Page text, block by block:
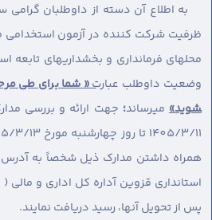
به اطلاع آن دسته از داوطلبان گرامی
ظرفیت شرکت کننده در آزمون
محل­های فرمانداری و بخشداریهای
وضعیت داوطلب عبارت« شما برای طی
شوید»می­رساند؛ جهت ارائه و بررسی
همراه داشتن مدارک ذیل شخصاً به
استانداری قزوین آداره کل اداری و مالی (
پس از تحویل آنها، رسید دریافت نمایند.